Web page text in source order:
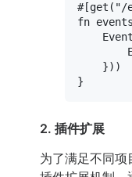
#[get( "/
fn events
    }))
2. 插件扩展
为了满足不同